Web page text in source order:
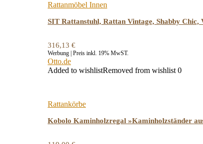
Rattanmöbel Innen
SIT Rattanstuhl, Rattan Vintage, Shabby Chic,
316,13 €
Werbung | Preis inkl. 19% MwST.
Otto.de
Added to wishlistRemoved from wishlist 0
Rattankörbe
Kobolo Kaminholzregal »Kaminholzständer